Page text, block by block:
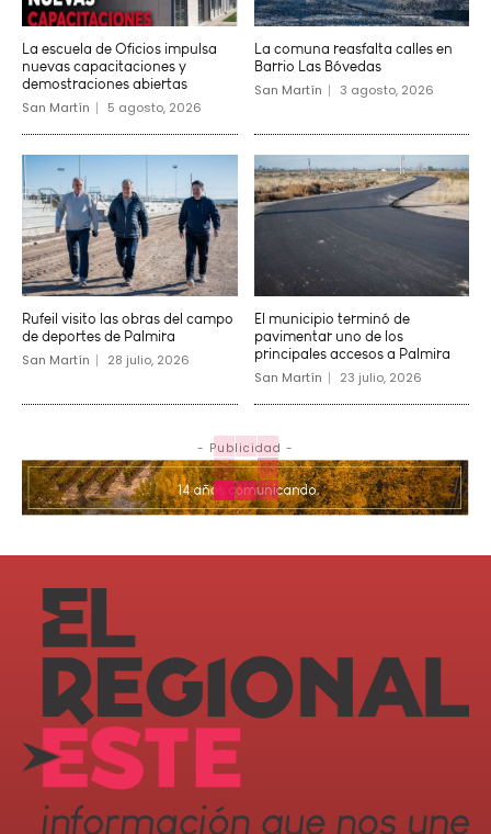
La escuela de Oficios impulsa
nuevas capacitaciones y
demostraciones abiertas
San Martín 5 agosto, 2026
La comuna reasfalta calles en
Barrio Las Bóvedas
San Martín 3 agosto, 2026
Rufeil visito las obras del campo
de deportes de Palmira
San Martín 28 julio, 2026
El municipio terminó de
pavimentar uno de los
principales accesos a Palmira
San Martín 23 julio, 2026
- Publicidad -